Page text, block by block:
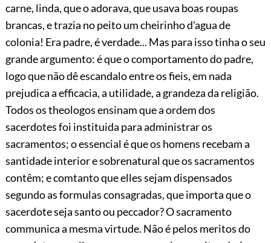
carne, linda, que o adorava, que usava boas roupas
brancas,e trazia no peito um cheirinho d'agua de
colonia! Era padre, é verdade... Mas para isso tinha o seu
grande argumento: é que o comportamento do padre,
logo que não dê escandalo entre os fieis, em nada
prejudica a efficacia, a utilidade, a grandeza da religião.
Todos os theologos ensinam que a ordem dos
sacerdotes foi instituida para administrar os
sacramentos; o essencial é que os homens recebam a
santidade interior e sobrenatural que os sacramentos
contêm; e comtanto que elles sejam dispensados
segundo as formulas consagradas, que importa que o
sacerdote seja santo ou peccador? O sacramento
communica a mesma virtude. Não é pelos meritos do